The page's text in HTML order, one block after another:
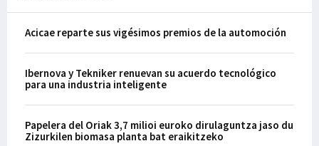
Acicae reparte sus vigésimos premios de la automoción
Ibernova y Tekniker renuevan su acuerdo tecnológico
para una industria inteligente
Papelera del Oriak 3,7 milioi euroko dirulaguntza jaso du
Zizurkilen biomasa planta bat eraikitzeko